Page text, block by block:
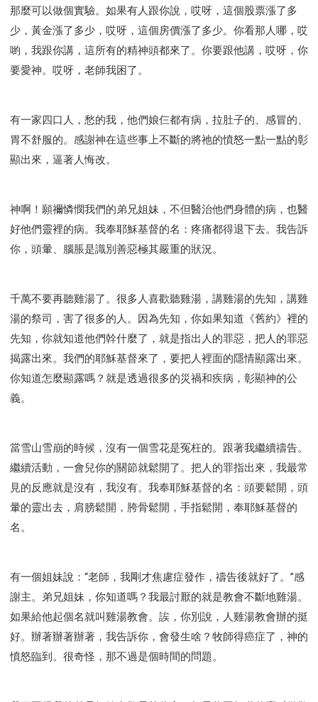
那麼可以做個實驗。如果有人跟你說，哎呀，這個股票漲了多
少，黃金漲了多少，哎呀，這個房價漲了多少。你看那人哪，哎
喲，我跟你講，這所有的精神頭都來了。你要跟他講，哎呀，你
要愛神。哎呀，老師我困了。
有一家四口人，愁的我，他們娘仨都有病，拉肚子的、感冒的、
胃不舒服的。感謝神在這些事上不斷的將祂的憤怒一點一點的彰
顯出來，逼著人悔改。
神啊！願禰憐憫我們的弟兄姐妹，不但醫治他們身體的病，也醫
好他們靈裡的病。我奉耶穌基督的名：疼痛都得退下去。我告訴
你，頭暈、腦脹是識別善惡極其嚴重的狀況。
千萬不要再聽雞湯了。很多人喜歡聽雞湯，講雞湯的先知，講雞
湯的祭司，害了很多的人。因為先知，你如果知道《舊約》裡的
先知，你就知道他們幹什麼了，就是指出人的罪惡，把人的罪惡
揭露出來。我們的耶穌基督來了，要把人裡面的隱情顯露出來。
你知道怎麼顯露嗎？就是透過很多的災禍和疾病，彰顯神的公
義。
當雪山雪崩的時候，沒有一個雪花是冤枉的。跟著我繼續禱告。
繼續活動，一會兒你的關節就鬆開了。把人的罪指出來，我最常
見的反應就是沒有，我沒有。我奉耶穌基督的名：頭要鬆開，頭
暈的靈出去，肩膀鬆開，胯骨鬆開，手指鬆開，奉耶穌基督的
名。
有一個姐妹說：“老師，我剛才焦慮症發作，禱告後就好了。”感
謝主。弟兄姐妹，你知道嗎？我最討厭的就是教會不斷地雞湯。
如果給他起個名就叫雞湯教會。誒，你別說，人雞湯教會辦的挺
好。辦著辦著辦著，我告訴你，會發生啥？牧師得癌症了，神的
憤怒臨到。很奇怪，那不過是個時間的問題。